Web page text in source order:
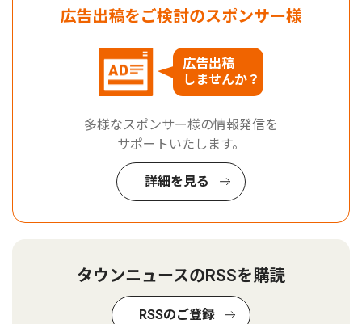
広告出稿をご検討のスポンサー様
広告出稿
しませんか？
多様なスポンサー様の情報発信を
サポートいたします。
詳細を見る
タウンニュースのRSSを購読
RSSのご登録